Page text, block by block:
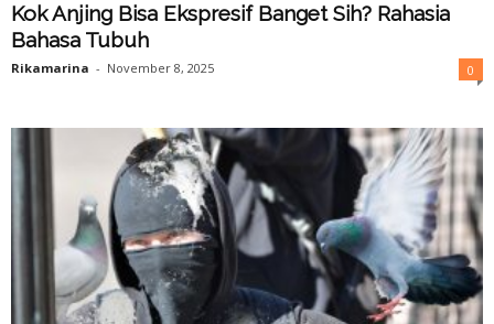
Kok Anjing Bisa Ekspresif Banget Sih? Rahasia
Bahasa Tubuh
Rikamarina - November 8, 2025 0